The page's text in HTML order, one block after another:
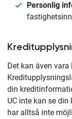
Personlig
Det kan även
din
UC inte kan se
har alltså inte